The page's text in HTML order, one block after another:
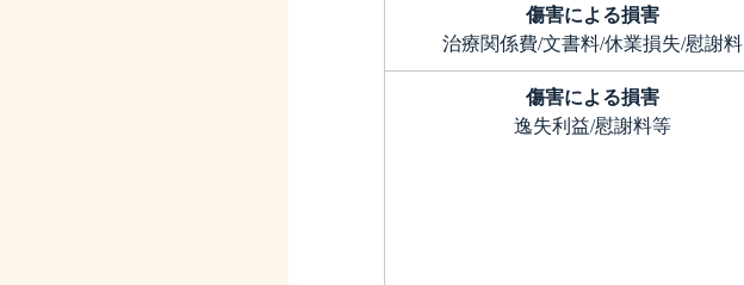
傷害による損害
治療関係費/文書料/休業損失/慰謝料
傷害による損害
逸失利益/慰謝料等